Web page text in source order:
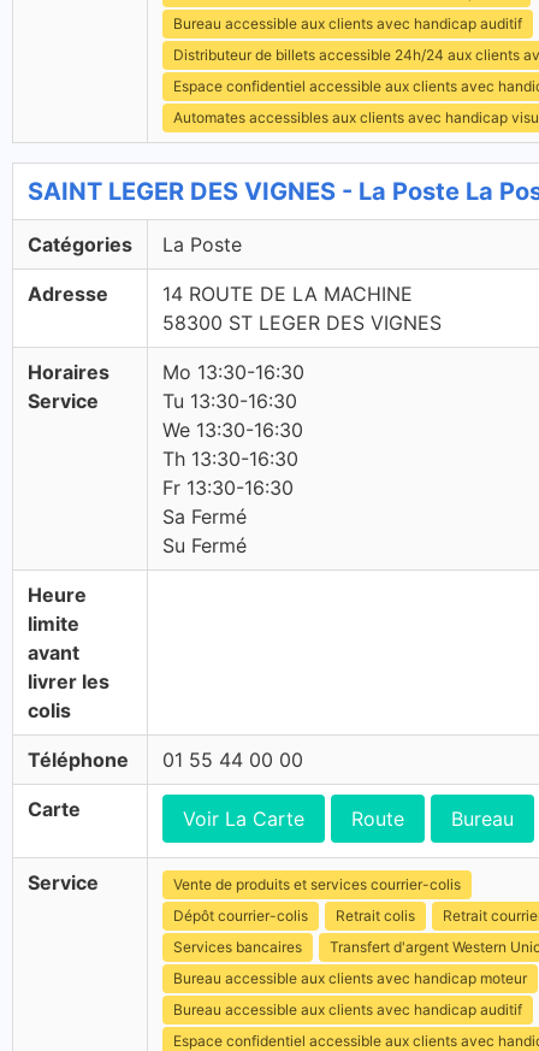
Bureau accessible aux clients avec handicap auditif
Distributeur de billets accessible 24h/24 aux clients
Espace confidentiel accessible aux clients avec
Automates accessibles aux clients avec handicap
SAINT LEGER DES VIGNES - La Poste La
Catégories La Poste
Adresse
14 ROUTE DE LA MACHINE
58300 ST LEGER DES VIGNES
Horaires
Service
Mo 13:30-16:30
Tu 13:30-16:30
We 13:30-16:30
Th 13:30-16:30
Fr 13:30-16:30
Sa Fermé
Su Fermé
Heure
limite
avant
livrer les
colis
Téléphone 01 55 44 00 00
Carte Voir La Carte Route Bureau
Service
Vente de produits et services courrier-colis
Dépôt courrier-colis
Retrait colis
Retrait
Services bancaires
Transfert d'argent Western
Bureau accessible aux clients avec handicap moteur
Bureau accessible aux clients avec handicap auditif
Espace confidentiel accessible aux clients avec